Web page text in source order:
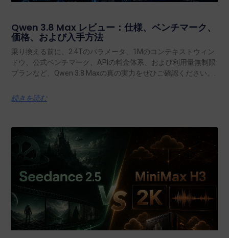
Qwen 3.8 Max レビュー：仕様、ベンチマーク、
価格、および入手方法
乗り換える前に、2.4Tのパラメータ、1Mのコンテキストウィン
ドウ、公式ベンチマーク、APIの料金体系、および利用量無制限
プランなど、Qwen 3.8 Maxの真の実力をぜひご確認ください。.
続きを読む